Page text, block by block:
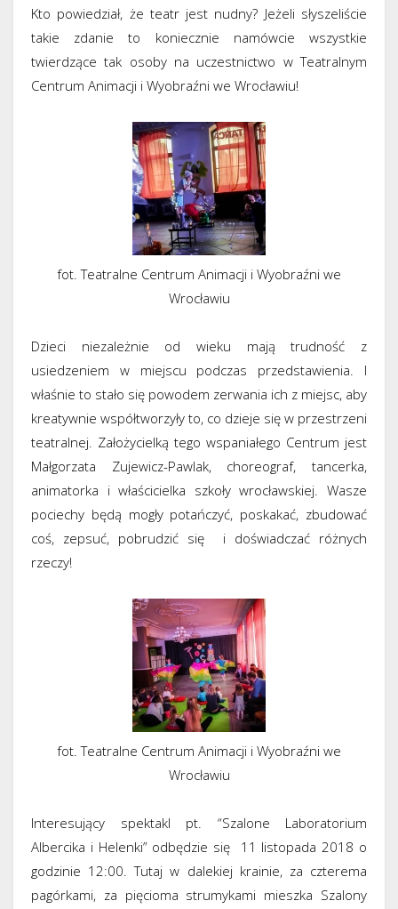
Kto powiedział, że teatr jest nudny? Jeżeli słyszeliście
takie zdanie to koniecznie namówcie wszystkie
twierdzące tak osoby na uczestnictwo w Teatralnym
Centrum Animacji i Wyobraźni we Wrocławiu!
fot. Teatralne Centrum Animacji i Wyobraźni we
Wrocławiu
Dzieci niezależnie od wieku mają trudność z
usiedzeniem w miejscu podczas przedstawienia. I
właśnie to stało się powodem zerwania ich z miejsc, aby
kreatywnie współtworzyły to, co dzieje się w przestrzeni
teatralnej. Założycielką tego wspaniałego Centrum jest
Małgorzata Zujewicz-Pawlak, choreograf, tancerka,
animatorka i właścicielka szkoły wrocławskiej. Wasze
pociechy będą mogły potańczyć, poskakać, zbudować
coś, zepsuć, pobrudzić się i doświadczać różnych
rzeczy!
fot. Teatralne Centrum Animacji i Wyobraźni we
Wrocławiu
Interesujący spektakl pt. “Szalone Laboratorium
Albercika i Helenki” odbędzie się 11 listopada 2018 o
godzinie 12:00. Tutaj w dalekiej krainie, za czterema
pagórkami, za pięcioma strumykami mieszka Szalony